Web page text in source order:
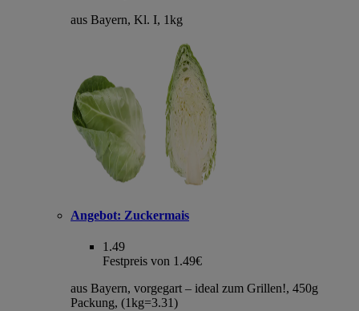
aus Bayern, Kl. I, 1kg
Angebot: Zuckermais
1.49
Festpreis von 1.49€
aus Bayern, vorgegart – ideal zum Grillen!, 450g
Packung, (1kg=3.31)